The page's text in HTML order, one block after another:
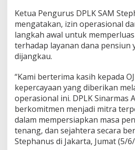
a
n
D
a
H
a
r
i
T
u
Ketua Pengurus DPLK SAM
mengatakan, izin operasional
langkah awal untuk
terhadap layanan dana pensiun
dijangkau.
“Kami berterima kasih kepada
kepercayaan yang diberikan
operasional ini. DPLK Sinarmas
berkomitmen menjadi mitra
dalam mempersiapkan masa
tenang, dan sejahtera secara
Stephanus di Jakarta, Jumat (5/